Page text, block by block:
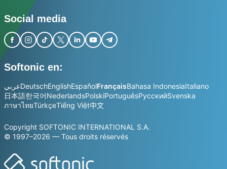
Social media
Softonic en:
عربيDeutschEnglishEspañolFrançaisBahasa IndonesiaItaliano
日本語한국어NederlandsPolskiPortuguêsРусскийSvenska
ภาษาไทยTürkçeTiếng Việt中文
Copyright SOFTONIC INTERNATIONAL S.A.
© 1997–2026 — Tous droits réservés